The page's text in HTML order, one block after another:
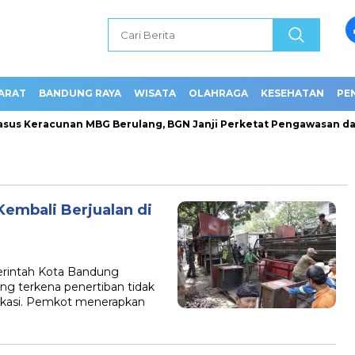
BANDUNG RAYA WISATA OLAHRAGA KESEHATAN
Keracunan MBG Berulang, BGN Janji Perketat Pengawasan
Berjualan di
Kota Bandung
terkena penertiban tidak
Pemkot menerapkan